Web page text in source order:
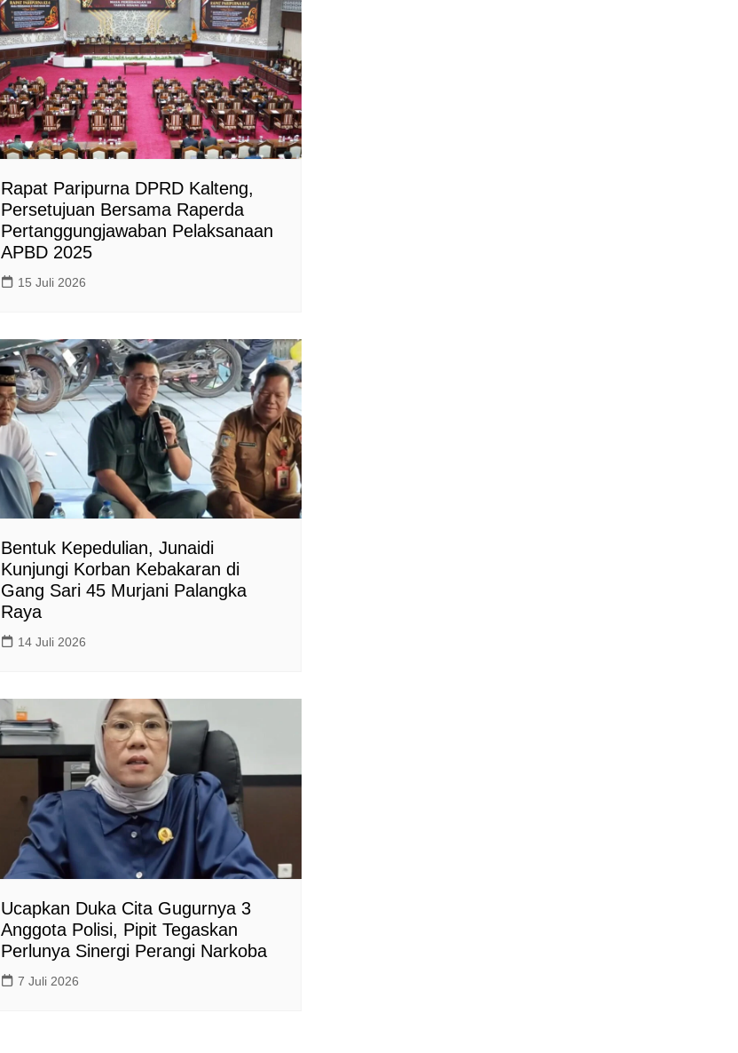
Rapat Paripurna DPRD Kalteng,
Persetujuan Bersama Raperda
Pertanggungjawaban Pelaksanaan
APBD 2025
15 Juli 2026
Bentuk Kepedulian, Junaidi
Kunjungi Korban Kebakaran di
Gang Sari 45 Murjani Palangka
Raya
14 Juli 2026
Ucapkan Duka Cita Gugurnya 3
Anggota Polisi, Pipit Tegaskan
Perlunya Sinergi Perangi Narkoba
7 Juli 2026